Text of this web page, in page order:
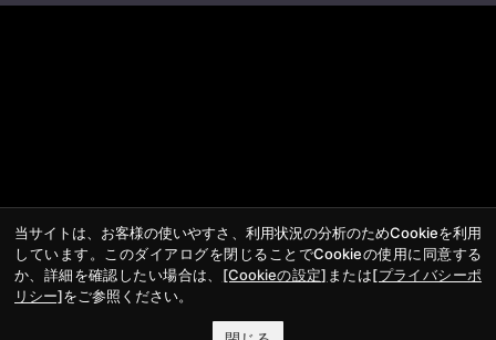
当サイトは、お客様の使いやすさ、利用状況の分析のためCookieを利用
しています。このダイアログを閉じることでCookieの使用に同意する
か、詳細を確認したい場合は、 [Cookieの設定] または[プライバシーポ
リシー]をご参照ください。